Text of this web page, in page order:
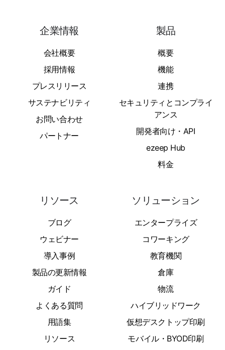
企業情報
会社概要
採用情報
プレスリリース
サステナビリティ
お問い合わせ
パートナー
製品
概要
機能
連携
セキュリティとコンプライ
アンス
開発者向け・API
ezeep Hub
料金
リソース
ブログ
ウェビナー
導入事例
製品の更新情報
ガイド
よくある質問
用語集
リソース
ソリューション
エンタープライズ
コワーキング
教育機関
倉庫
物流
ハイブリッドワーク
仮想デスクトップ印刷
モバイル・BYOD印刷